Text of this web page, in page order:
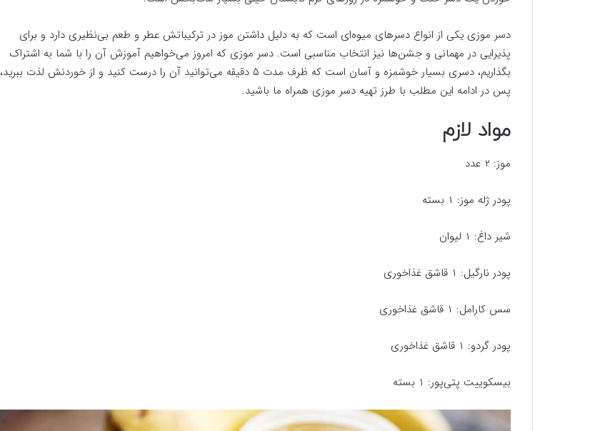
دسر موزی یکی از انواع دسرهای میوه‌ای است که به دلیل داشتن موز در ترکیباتش عطر و طعم بی‌نظیری دارد و برای
پذیرایی در مهمانی و جشن‌ها نیز انتخاب مناسبی است. دسر موزی که امروز می‌خواهیم آموزش آن را با شما به اشتراک
بگذاریم، دسری بسیار خوشمزه و آسان است که ظرف مدت ۵ دقیقه می‌توانید آن را درست کنید و از خوردنش لذت ببرید،
پس در ادامه این مطلب با طرز تهیه دسر موزی همراه ما باشید.
مواد لازم
موز: ۲ عدد
پودر ژله موز: ۱ بسته
شیر داغ: ۱ لیوان
پودر نارگیل: ۱ قاشق غذاخوری
سس کارامل: ۱ قاشق غذاخوری
پودر گردو: ۱ قاشق غذاخوری
بیسکوییت پتی‌پور: ۱ بسته